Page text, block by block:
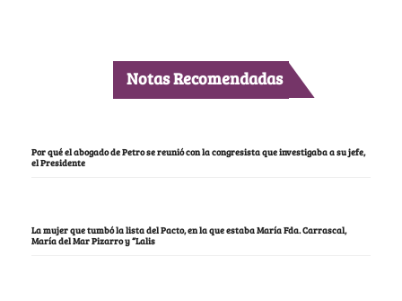
Notas Recomendadas
Por qué el abogado de Petro se reunió con la congresista que investigaba a su jefe,
el Presidente
La mujer que tumbó la lista del Pacto, en la que estaba María Fda. Carrascal,
María del Mar Pizarro y “Lalis